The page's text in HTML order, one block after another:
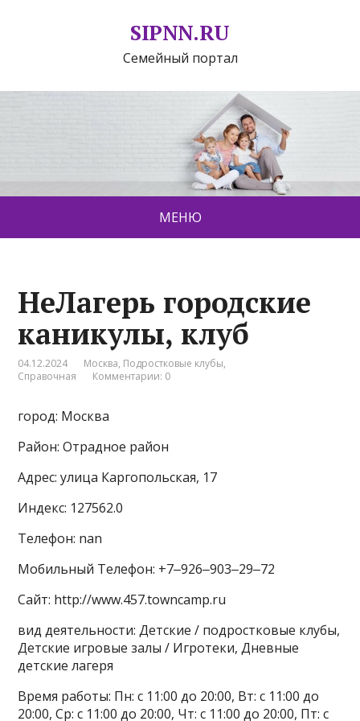
SIPNN.RU
Семейный портал
МЕНЮ
НеЛагерь городские
каникулы, клуб
04.12.2024 Москва, Подростковые клубы,
Справочная
Комментарии: 0
город: Москва
Район: Отрадное район
Адрес: улица Каргопольская, 17
Индекс: 127562.0
Телефон: nan
Мобильный Телефон: +7‒926‒903‒29‒72
Сайт: http://www.457.towncamp.ru
вид деятельности: Детские / подростковые клубы,
Детские игровые залы / Игротеки, Дневные
детские лагеря
Время работы: Пн: с 11:00 до 20:00, Вт: с 11:00 до
20:00, Ср: с 11:00 до 20:00, Чт: с 11:00 до 20:00, Пт: с